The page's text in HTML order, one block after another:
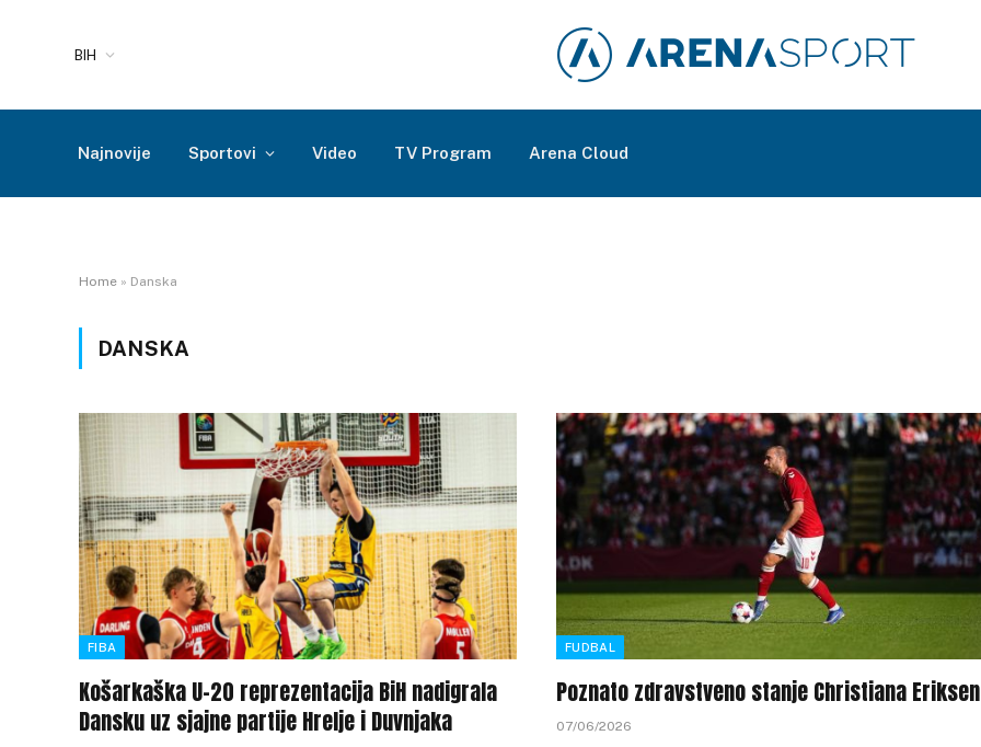
BIH
Najnovije Sportovi Video TV Program Arena Cloud
Home » Danska
DANSKA
FIBA
Košarkaška U-20 reprezentacija BiH nadigrala
Dansku uz sjajne partije Hrelje i Duvnjaka
FUDBAL
Poznato zdravstveno stanje Christiana
07/06/2026